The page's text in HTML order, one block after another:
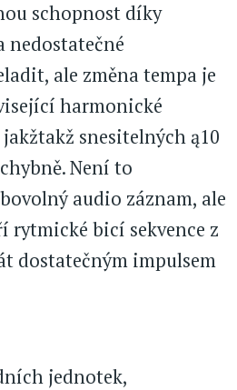
schopnost díky
nedostatečné
ale změna tempa je
harmonické
snesitelných ą10
Není to
audio záznam, ale
bicí sekvence z
dostatečným impulsem
jednotek,